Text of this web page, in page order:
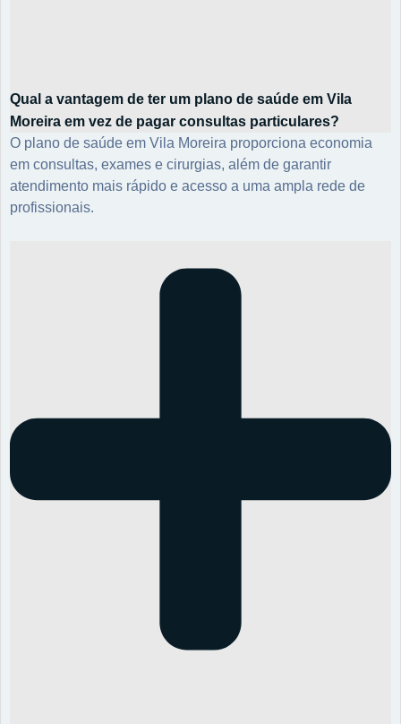
Qual a vantagem de ter um plano de saúde em Vila
Moreira em vez de pagar consultas particulares?
O plano de saúde em Vila Moreira proporciona economia
em consultas, exames e cirurgias, além de garantir
atendimento mais rápido e acesso a uma ampla rede de
profissionais.